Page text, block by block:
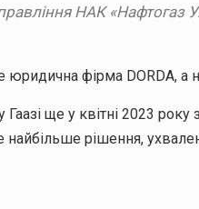
НАК «Нафтогаз
юридична фірма DORDA, а
Гаазі ще у квітні 2023
найбільше рішення,